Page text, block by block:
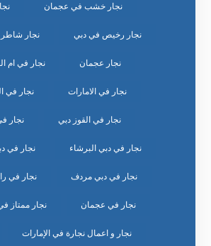
نجار خشب في عجمان
نجار رخيص في دبي نجار
نجار عجمان نجار في ام
نجار في الامارات نجار في
نجار في القوز دبي نجار
نجار في دبي البرشاء نجار في
نجار في دبي مردف نجار في
نجار في عجمان نجار ممتاز
نجار و اعمال نجارة في الإمارات